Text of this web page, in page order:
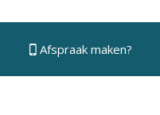
Afspraak maken?